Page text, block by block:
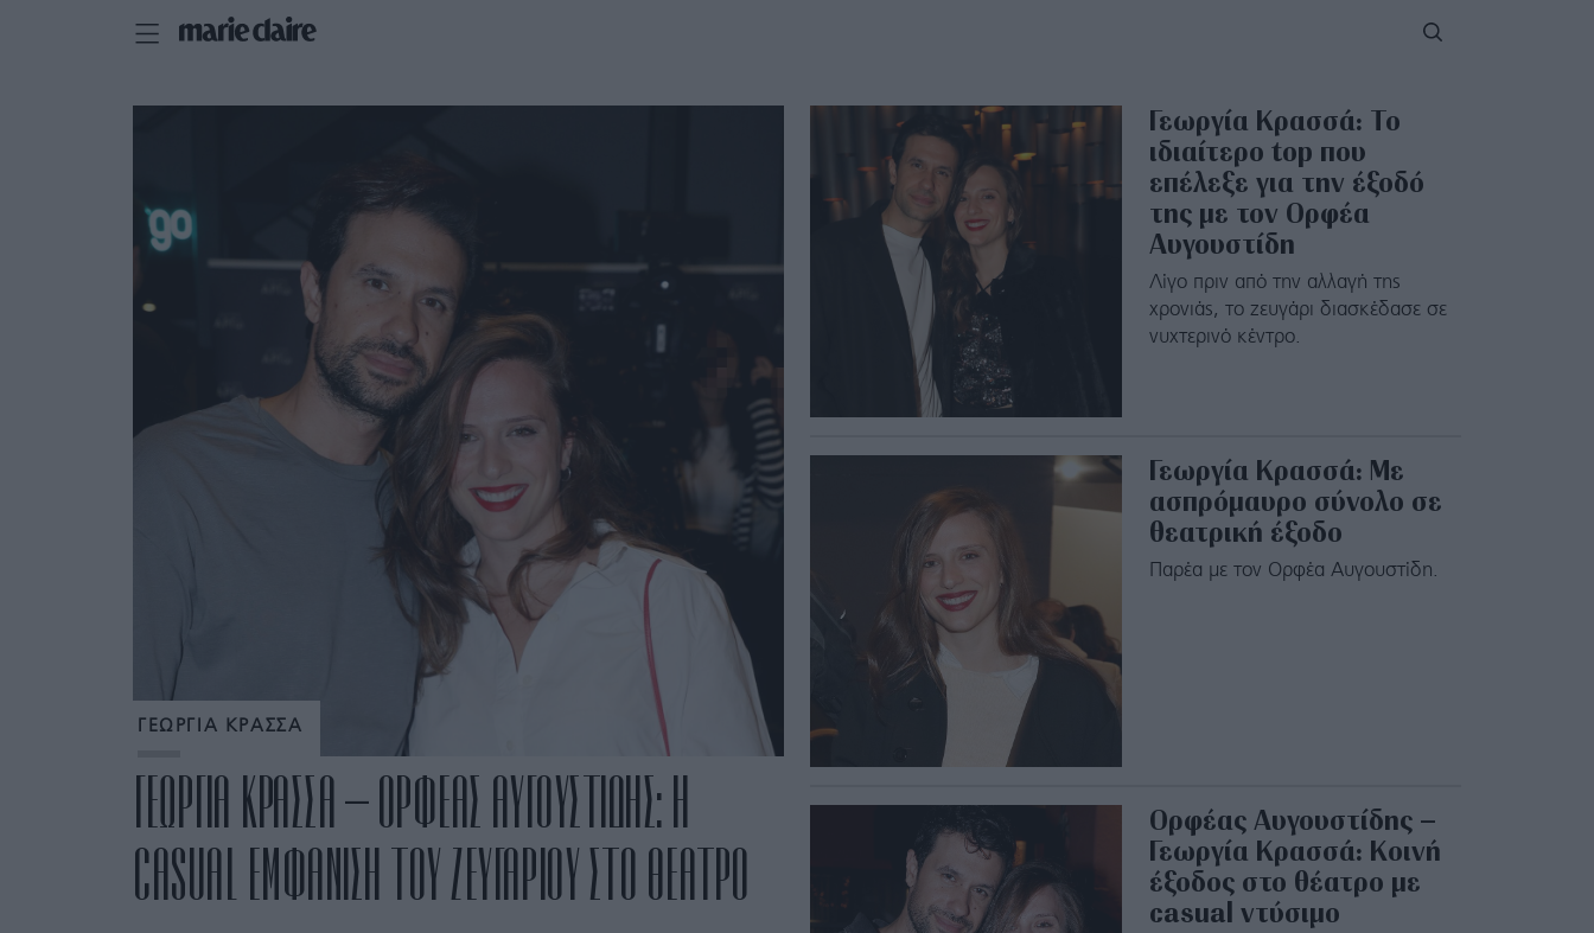
ΓΕΩΡΓΙΑ ΚΡΑΣΣΑ
ΓΕΩΡΓΙΑ ΚΡΑΣΣΑ – ΟΡΦΕΑΣ ΑΥΓΟΥΣΤΙΔΗΣ: Η
CASUAL ΕΜΦΑΝΙΣΗ ΤΟΥ ΖΕΥΓΑΡΙΟΥ ΣΤΟ ΘΕΑΤΡΟ
Γεωργία Κρασσά: Το
ιδιαίτερο top που
επέλεξε για την έξοδό
της με τον Ορφέα
Αυγουστίδη
Λίγο πριν από την αλλαγή της
χρονιάς, το ζευγάρι διασκέδασε σε
νυχτερινό κέντρο.
Γεωργία Κρασσά: Με
ασπρόμαυρο σύνολο σε
θεατρική έξοδο
Παρέα με τον Ορφέα Αυγουστίδη.
Ορφέας Αυγουστίδης –
Γεωργία Κρασσά: Κοινή
έξοδος στο θέατρο με
casual ντύσιμο